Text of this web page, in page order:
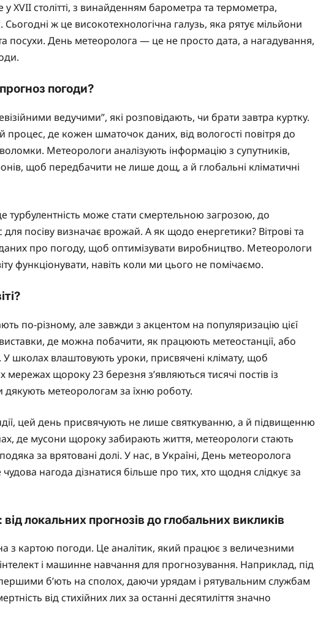
XVII столітті, з винайденням барометра та термометра,
ж це високотехнологічна галузь, яка рятує мільйони
посухи. День метеоролога — це не просто дата, а нагадування,
погоди?
ведучими”, які розповідають, чи брати завтра куртку.
де кожен шматочок даних, від вологості повітря до
Метеорологи аналізують інформацію з супутників,
щоб передбачити не лише дощ, а й глобальні кліматичні
турбулентність може стати смертельною загрозою, до
посіву визначає врожай. А як щодо енергетики? Вітрові та
даних про погоду, щоб оптимізувати виробництво. Метеорологи
функціонувати, навіть коли ми цього не помічаємо.
по-різному, але завжди з акцентом на популяризацію цієї
де можна побачити, як працюють метеостанції, або
У школах влаштовують уроки, присвячені клімату, щоб
щороку 23 березня з’являються тисячі постів із
метеорологам за їхню роботу.
цей день присвячують не лише святкуванню, а й підвищенню
де мусони щороку забирають життя, метеорологи стають
за врятовані долі. У нас, в Україні, День метеоролога
нагода дізнатися більше про тих, хто щодня слідкує за
локальних прогнозів до глобальних викликів
з картою погоди. Це аналітик, який працює з величезними
і машинне навчання для прогнозування. Наприклад, під
б’ють на сполох, даючи урядам і рятувальним службам
від стихійних лих за останні десятиліття значно